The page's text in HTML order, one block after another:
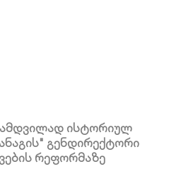
ისტორიულ
გენდირექტორი
რეფორმაზე